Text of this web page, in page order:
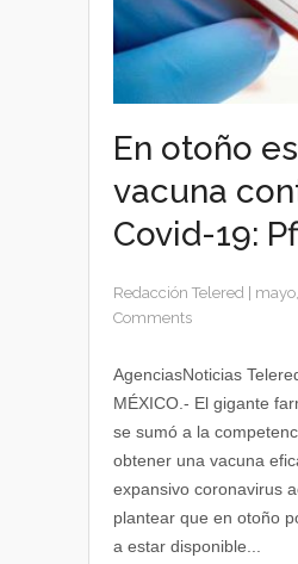
En otoño
vacuna
Covid-19:
Redacción Telered
Comments
AgenciasNoticias
MÉXICO.- El gigante
se sumó a la
obtener una vacuna
expansivo coronavirus
plantear que en otoño
a estar disponible...